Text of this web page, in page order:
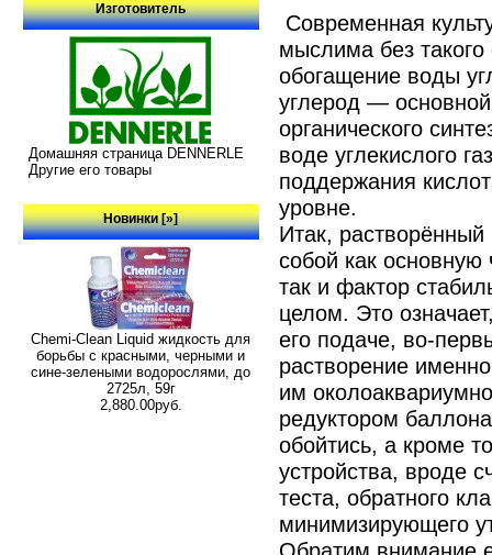
Изготовитель
Домашняя страница DENNERLE
Другие его товары
Новинки [»]
Chemi-Clean Liquid жидкость для
борьбы с красными, черными и
сине-зелеными водорослями, до
2725л, 59г
2,880.00руб.
Современная
мыслима без
обогащение воды
углерод —
органического
воде углекислого
поддержания
уровне.
Итак, растворённый
собой как
так и фактор
целом. Это
его подаче, во-
растворение
им
редуктором
обойтись, а кроме
устройства, вроде
теста, обратного
минимизирующего
Обратим внимание